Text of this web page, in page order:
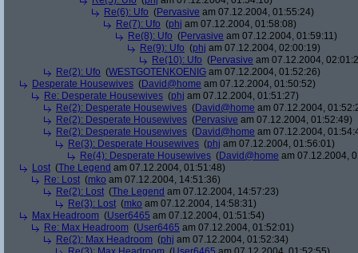
Re(6): Ufo (Pervasive am 07.12.2004, 01:55:24)
Re(7): Ufo (phj am 07.12.2004, 01:58:08)
Re(8): Ufo (Pervasive am 07.12.2004, 01:59:11)
Re(9): Ufo (phj am 07.12.2004, 02:00:19)
Re(10): Ufo (Pervasive am 07.12.2004,
Re(2): Ufo (WESTGOTENKOENIG am 07.12.2004, 01:52:26)
Desperate Housewives (David@home am 07.12.2004, 01:50:52)
Re: Desperate Housewives (phj am 07.12.2004, 01:51:27)
Re(2): Desperate Housewives (David@home am 07.12.2004,
Re(2): Desperate Housewives (Pervasive am 07.12.2004, 01:52:49)
Re(2): Desperate Housewives (David@home am 07.12.2004,
Re(3): Desperate Housewives (phj am 07.12.2004, 01:56:01)
Re(4): Desperate Housewives (David@home am 07.12.2004,
Lost (The Legend am 07.12.2004, 01:51:48)
Re: Lost (mko am 07.12.2004, 14:51:36)
Re(2): Lost (The Legend am 07.12.2004, 14:57:23)
Re(3): Lost (mko am 07.12.2004, 14:58:31)
Max Headroom (User6465 am 07.12.2004, 01:51:54)
Re: Max Headroom (User6465 am 07.12.2004, 01:52:01)
Re(2): Max Headroom (phj am 07.12.2004, 01:52:34)